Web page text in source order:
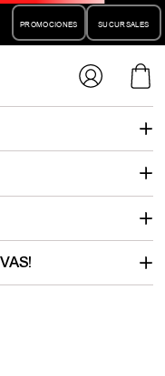
PROMOCIONES SUCURSALES